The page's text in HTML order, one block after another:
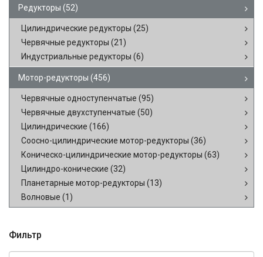
Редукторы (52)
Цилиндрические редукторы (25)
Червячные редукторы (21)
Индустриальные редукторы (6)
Мотор-редукторы (456)
Червячные одноступенчатые (95)
Червячные двухступенчатые (50)
Цилиндрические (166)
Соосно-цилиндрические мотор-редукторы (36)
Коническо-цилиндрические мотор-редукторы (63)
Цилиндро-конические (32)
Планетарные мотор-редукторы (13)
Волновые (1)
Фильтр